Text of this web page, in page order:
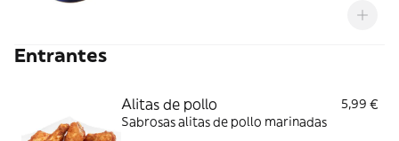
Entrantes
Alitas de pollo
5,99 €
Sabrosas alitas de pollo marinadas